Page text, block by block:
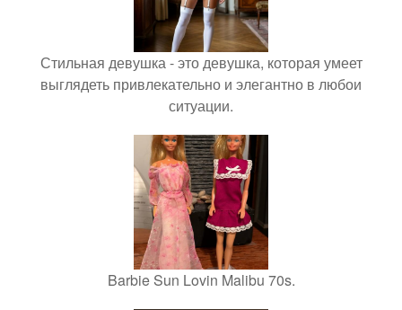
Стильная девушка - это девушка, которая умеет
выглядеть привлекательно и элегантно в любои
ситуации.
Barbie Sun Lovin Malibu 70s.